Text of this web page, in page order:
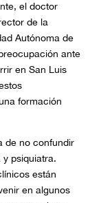
el doctor
de la
Autónoma de
ante
en San Luis
formación
de no confundir
psiquiatra.
están
en algunos